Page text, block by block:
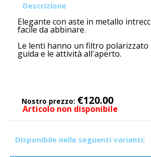
Descrizione
Elegante con aste in metallo
facile da abbinare.
Le lenti hanno un filtro polarizzato
guida e le attività all'aperto.
Nostro prezzo: €120.00
Articolo non disponibile
Disponibile nelle seguenti varianti: